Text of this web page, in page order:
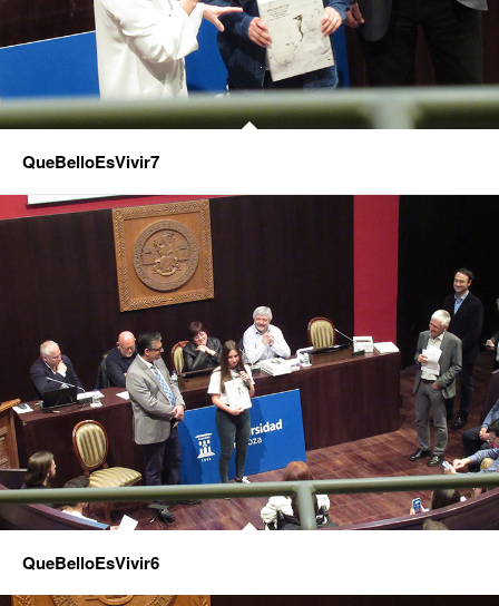
QueBelloEsVivir7
QueBelloEsVivir6